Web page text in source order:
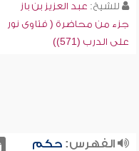
للشيخ: عبد العزيز بن باز
جزء من محاضرة ( فتاوى نور
على الدرب (571))
الفهرس:حكم